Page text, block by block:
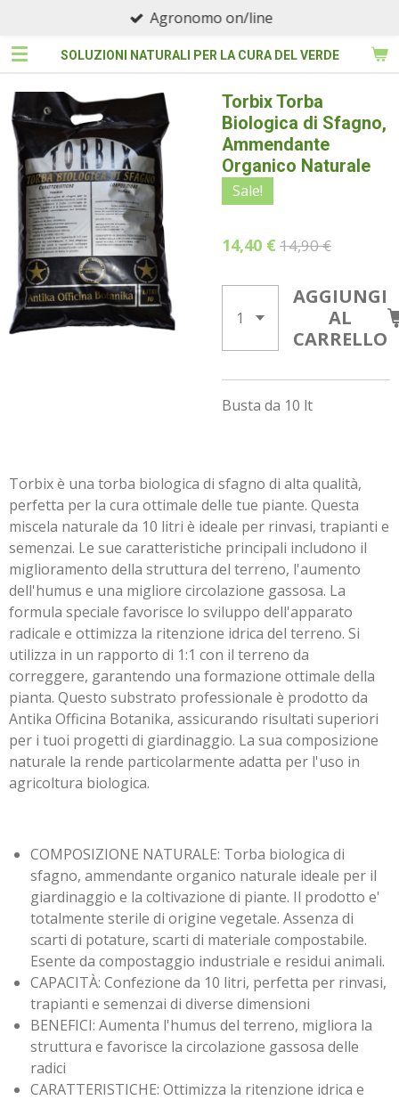
contenutoSOLUZIONI NATURALI PER LA CURA DEL VERDE
Agronomo on/line
Torbix Torba
Biologica di Sfagno,
Ammendante
Organico Naturale
Sale!
14,40 € 14,90 €
AGGIUNGI
AL
CARRELLO
Busta da 10 lt
Torbix è una torba biologica di sfagno di alta qualità,
perfetta per la cura ottimale delle tue piante. Questa
miscela naturale da 10 litri è ideale per rinvasi, trapianti e
semenzai. Le sue caratteristiche principali includono il
miglioramento della struttura del terreno, l'aumento
dell'humus e una migliore circolazione gassosa. La
formula speciale favorisce lo sviluppo dell'apparato
radicale e ottimizza la ritenzione idrica del terreno. Si
utilizza in un rapporto di 1:1 con il terreno da
correggere, garantendo una formazione ottimale della
pianta. Questo substrato professionale è prodotto da
Antika Officina Botanika, assicurando risultati superiori
per i tuoi progetti di giardinaggio. La sua composizione
naturale la rende particolarmente adatta per l'uso in
agricoltura biologica.
COMPOSIZIONE NATURALE: Torba biologica di
sfagno, ammendante organico naturale ideale per il
giardinaggio e la coltivazione di piante. Il prodotto e'
totalmente sterile di origine vegetale. Assenza di
scarti di potature, scarti di materiale compostabile.
Esente da compostaggio industriale e residui animali.
CAPACITÀ: Confezione da 10 litri, perfetta per rinvasi,
trapianti e semenzai di diverse dimensioni
BENEFICI: Aumenta l'humus del terreno, migliora la
struttura e favorisce la circolazione gassosa delle
radici
CARATTERISTICHE: Ottimizza la ritenzione idrica e